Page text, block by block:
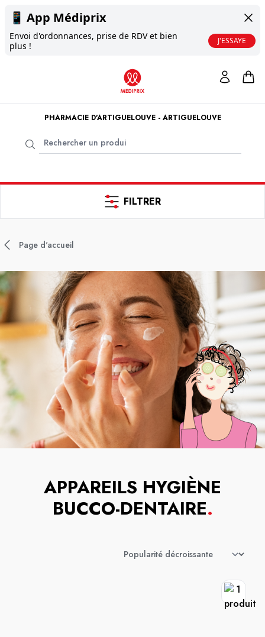
📱 App Médiprix
Envoi d'ordonnances, prise de RDV et bien
plus !
J'ESSAYE
PHARMACIE D'ARTIGUELOUVE - ARTIGUELOUVE
FILTRER
Page d'accueil
APPAREILS HYGIÈNE
BUCCO-DENTAIRE.